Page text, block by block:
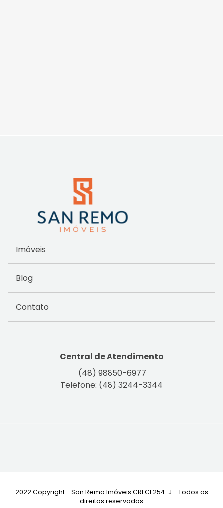
Imóveis
Blog
Contato
Central de Atendimento
(48) 98850-6977
Telefone: (48) 3244-3344
2022 Copyright - San Remo Imóveis CRECI 254-J - Todos os
direitos reservados